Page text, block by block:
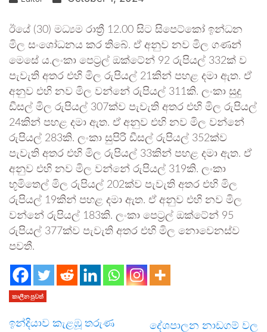
ඊයේ (30) මධ්‍යම රාත්‍රී 12.00 සිට සිපෙට්කෝ ඉන්ධන
මිල සංශෝධනය කර තිබේ. ඒ අනුව නව මිල ගණන්
මෙසේ ය.ලංකා පෙට්‍රල් ඔක්ටේන් 92 රුපියල් 332ක් ව
පැවැති අතර එහි මිල රුපියල් 21කින් පහළ දමා ඇත. ඒ
අනුව එහි නව මිල වන්නේ රුපියල් 311කි. ලංකා සුදු
ඩීසල් මිල රුපියල් 307ක්ව පැවැති අතර එහි මිල රුපියල්
24කින් පහළ දමා ඇත. ඒ අනුව එහි නව මිල වන්නේ
රුපියල් 283කි. ලංකා සුපිරි ඩීසල් රුපියල් 352ක්ව
පැවැති අතර එහි මිල රුපියල් 33කින් පහළ දමා ඇත. ඒ
අනුව එහි නව මිල වන්නේ රුපියල් 319කි. ලංකා
භූමිතෙල් මිල රුපියල් 202ක්ව පැවැති අතර එහි මිල
රුපියල් 19කින් පහළ දමා ඇත. ඒ අනුව එහි නව මිල
වන්නේ රුපියල් 183කි. ලංකා පෙට්‍රල් ඔක්ටේන් 95
රුපියල් 377ක්ව පැවැති අතර එහි මිල නොවෙනස්ව
පවතී.
කාලීන පුවත්
ඉන්දියාව කැළඹූ තරුණ
දේශපාලන නාඩගම් වල